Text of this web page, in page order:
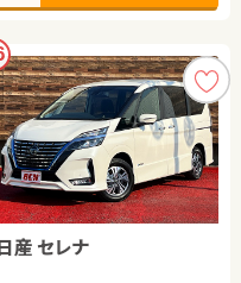
産 セレナ